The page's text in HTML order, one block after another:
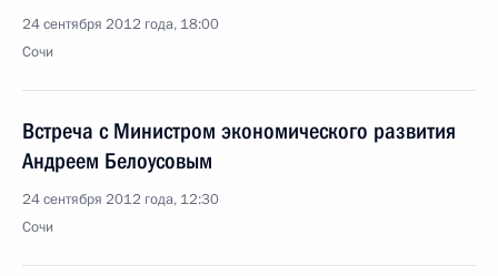
24 сентября 2012 года, 18:00
Сочи
Встреча с Министром экономического развития
Андреем Белоусовым
24 сентября 2012 года, 12:30
Сочи